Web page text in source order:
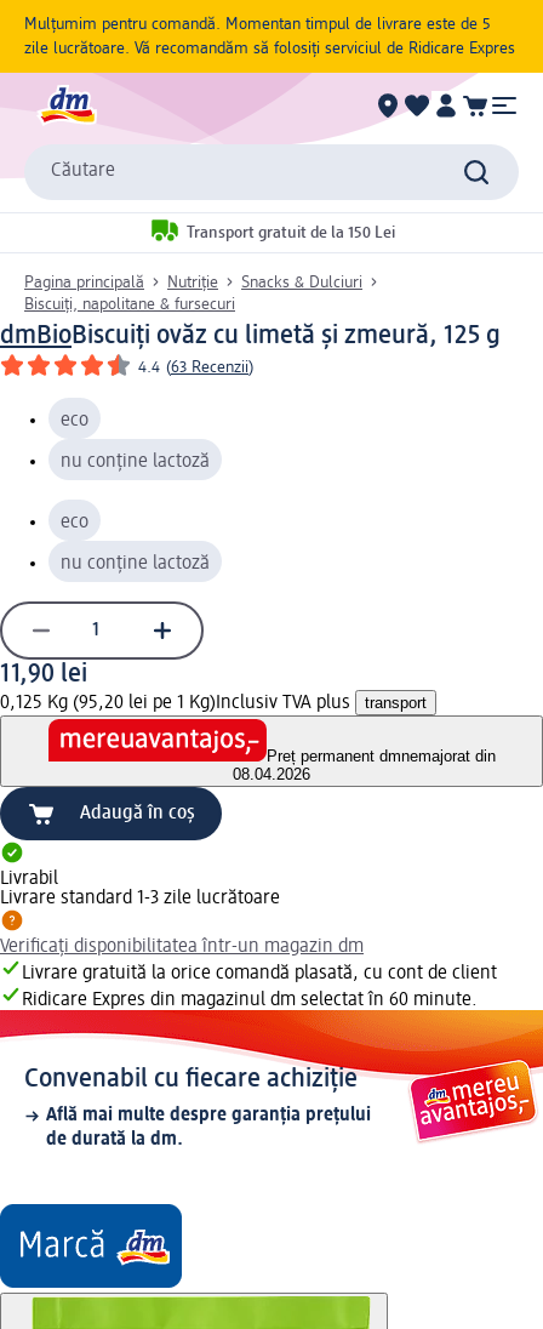
Mulțumim pentru comandă. Momentan timpul de livrare este de 5
zile lucrătoare. Vă recomandăm să folosiți serviciul de Ridicare Expres
Căutare
Transport gratuit de la 150 Lei
Pagina principală Nutriție
Snacks & Dulciuri
Biscuiți, napolitane & fursecuri
dmBioBiscuiți ovăz cu limetă și zmeură, 125 g
4.4 (63 Recenzii)
eco
nu conține lactoză
eco
nu conține lactoză
11,90 lei
0,125 Kg (95,20 lei pe 1 Kg) Inclusiv TVA plus transport
Preț permanent dmnemajorat din
08.04.2026
Adaugă în coș
Livrabil
Livrare standard 1-3 zile lucrătoare
Verificați disponibilitatea într-un magazin dm
Livrare gratuită la orice comandă plasată, cu cont de client
Ridicare Expres din magazinul dm selectat în 60 minute.
Convenabil cu fiecare achiziție
Află mai multe despre garanția prețului
de durată la dm.